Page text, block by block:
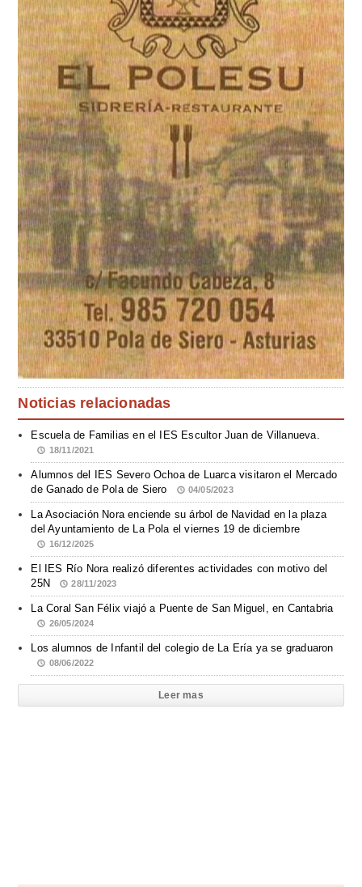
Noticias relacionadas
Escuela de Familias en el IES Escultor Juan de Villanueva.
18/11/2021
Alumnos del IES Severo Ochoa de Luarca visitaron el Mercado
de Ganado de Pola de Siero
04/05/2023
La Asociación Nora enciende su árbol de Navidad en la plaza
del Ayuntamiento de La Pola el viernes 19 de diciembre
16/12/2025
El IES Río Nora realizó diferentes actividades con motivo del
25N
28/11/2023
La Coral San Félix viajó a Puente de San Miguel, en Cantabria
26/05/2024
Los alumnos de Infantil del colegio de La Ería ya se graduaron
08/06/2022
Leer mas